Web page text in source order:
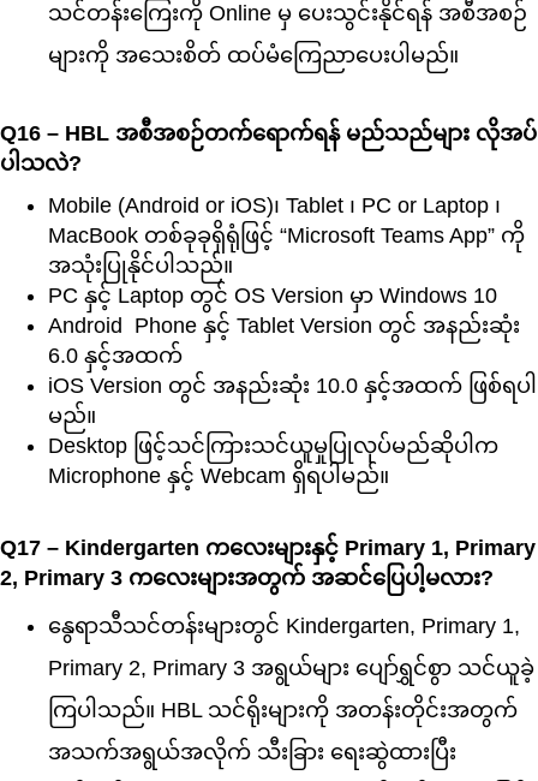
သင်တန်းကြေးကို Online မှ ပေးသွင်းနိုင်ရန် အစီအစဉ်
များကို အသေးစိတ် ထပ်မံ‌ကြေညာပေးပါမည်။
Q16 – HBL အစီအစဉ်တက်ရောက်ရန် မည်သည်များ လိုအပ်
ပါသလဲ?
Mobile (Android or iOS)၊ Tablet ၊ PC or Laptop ၊
MacBook တစ်ခုခုရှိရုံဖြင့် “Microsoft Teams App” ကို
အသုံးပြုနိုင်ပါသည်။
PC နှင့် Laptop တွင် OS Version မှာ Windows 10
Android Phone နှင့် Tablet Version တွင် အနည်းဆုံး
6.0 နှင့်အထက်
iOS Version တွင် အနည်းဆုံး 10.0 နှင့်အထက် ဖြစ်ရပါ
မည်။
Desktop ဖြင့်သင်ကြားသင်ယူမှုပြုလုပ်မည်ဆိုပါက
Microphone နှင့် Webcam ရှိရပါမည်။
Q17 – Kindergarten ကလေးများနှင့် Primary 1, Primary
2, Primary 3 ကလေးများအတွက် အဆင်ပြေပါ့မလား?
နွေရာသီသင်တန်းများတွင် Kindergarten, Primary 1,
Primary 2, Primary 3 အရွယ်များ ပျော်ရွှင်စွာ သင်ယူခဲ့
ကြပါသည်။ HBL သင်ရိုးများကို အတန်းတိုင်းအတွက်
အသက်အရွယ်အလိုက် သီးခြား ‌ရေးဆွဲထားပြီး